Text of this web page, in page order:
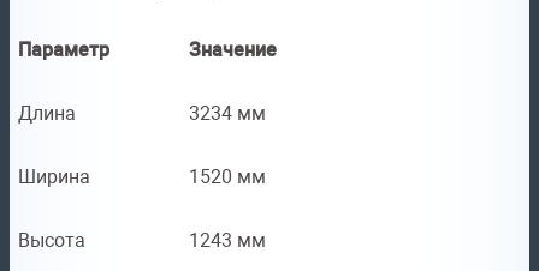
Параметр Значение
Длина 3234 мм
Ширина 1520 мм
Высота 1243 мм